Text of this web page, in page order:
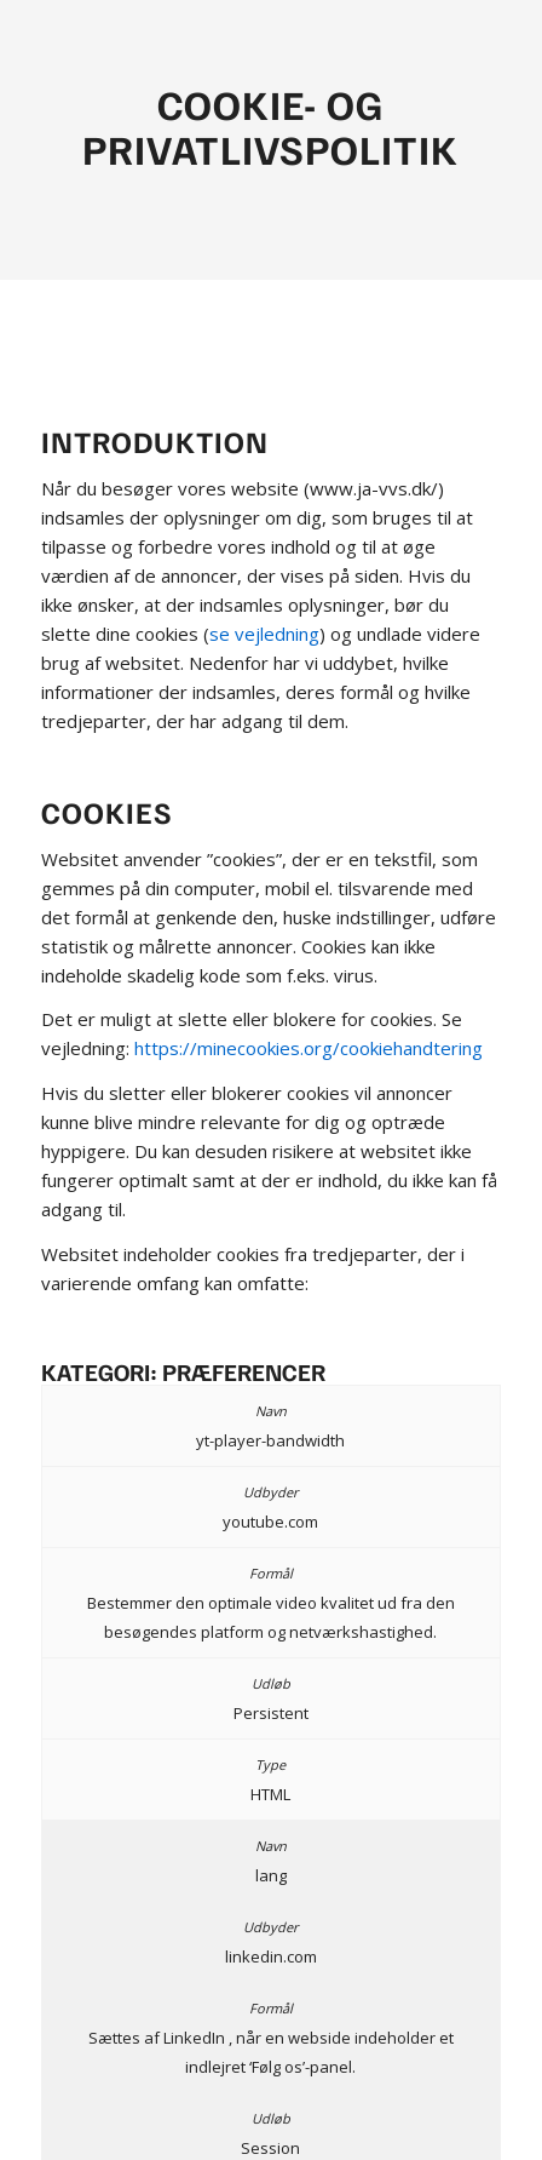
COOKIE- OG
PRIVATLIVSPOLITIK
INTRODUKTION
Når du besøger vores website (www.ja-vvs.dk/)
indsamles der oplysninger om dig, som bruges til at
tilpasse og forbedre vores indhold og til at øge
værdien af de annoncer, der vises på siden. Hvis du
ikke ønsker, at der indsamles oplysninger, bør du
slette dine cookies (se vejledning) og undlade videre
brug af websitet. Nedenfor har vi uddybet, hvilke
informationer der indsamles, deres formål og hvilke
tredjeparter, der har adgang til dem.
COOKIES
Websitet anvender ”cookies”, der er en tekstfil, som
gemmes på din computer, mobil el. tilsvarende med
det formål at genkende den, huske indstillinger, udføre
statistik og målrette annoncer. Cookies kan ikke
indeholde skadelig kode som f.eks. virus.
Det er muligt at slette eller blokere for cookies. Se
vejledning: https://minecookies.org/cookiehandtering
Hvis du sletter eller blokerer cookies vil annoncer
kunne blive mindre relevante for dig og optræde
hyppigere. Du kan desuden risikere at websitet ikke
fungerer optimalt samt at der er indhold, du ikke kan få
adgang til.
Websitet indeholder cookies fra tredjeparter, der i
varierende omfang kan omfatte:
KATEGORI: PRÆFERENCER
yt-player-bandwidth
youtube.com
Bestemmer den optimale video kvalitet ud fra den
besøgendes platform og netværkshastighed.
Persistent
HTML
lang
linkedin.com
Sættes af LinkedIn , når en webside indeholder et
indlejret ‘Følg os’-panel.
Session